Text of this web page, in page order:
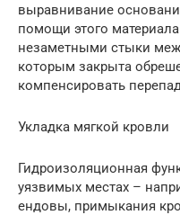
выравнивание
помощи этого
незаметными стыки
которым закрыта
компенсировать
Укладка мягкой кровли
Гидроизоляционная
уязвимых местах –
ендовы, примыкания